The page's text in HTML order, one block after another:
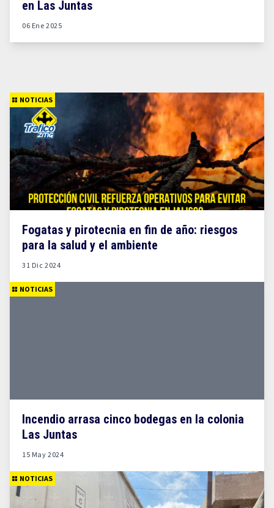
en Las Juntas
06 Ene 2025
NOTICIAS
Fogatas y pirotecnia en fin de año: riesgos
para la salud y el ambiente
31 Dic 2024
NOTICIAS
Incendio arrasa cinco bodegas en la colonia
Las Juntas
15 May 2024
NOTICIAS